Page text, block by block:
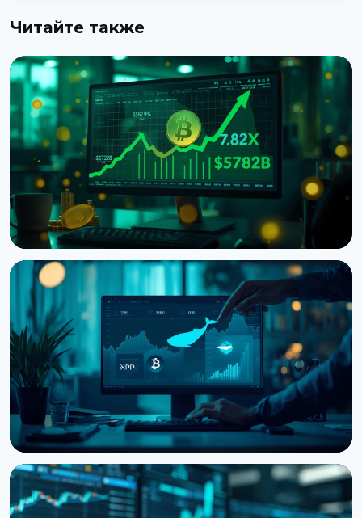
Читайте также
НОВОСТЬ
Фьючерсы на биткоин обогнали спот в 7,82 раза
на Binance
7 августа 2026 г. 5 мин чтения
НОВОСТЬ
Киты наращивают BTC, ETH и XRP: CryptoQuant